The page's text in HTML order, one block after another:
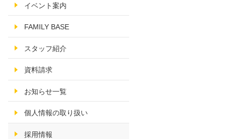
イベント案内
FAMILY BASE
スタッフ紹介
資料請求
お知らせ一覧
個人情報の取り扱い
採用情報